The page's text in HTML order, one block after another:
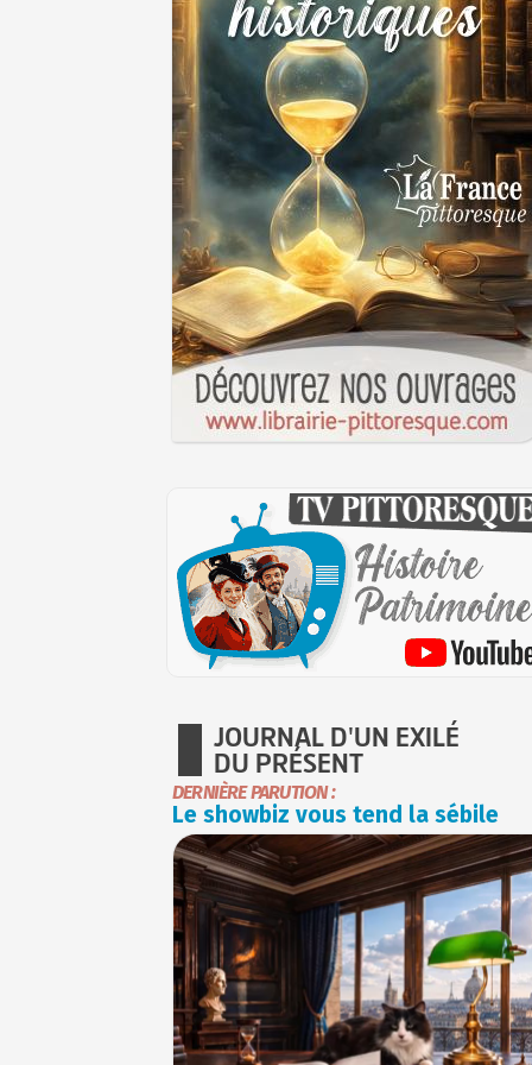
JOURNAL D'UN EXILÉ
DU PRÉSENT
DERNIÈRE PARUTION :
Le showbiz vous tend la sébile